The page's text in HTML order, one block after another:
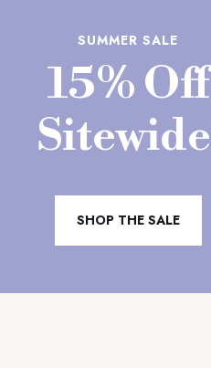
SUMMER SALE
15% Off
Sitewide
SHOP THE SALE